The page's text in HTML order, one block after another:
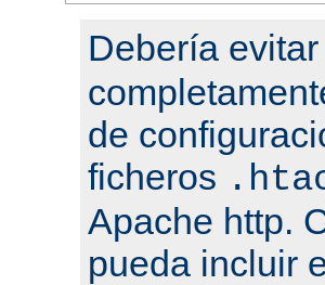
Debería
de
ficheros
Apache http.
pueda incluir